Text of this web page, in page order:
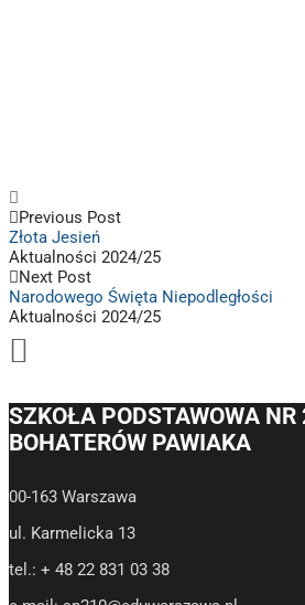
Previous Post
Złota Jesień
Aktualności 2024/25
Next Post
Narodowego Święta Niepodległości
Aktualności 2024/25
SZKOŁA PODSTAWOWA
BOHATERÓW PAWIAKA
00-163 Warszawa
ul. Karmelicka 13
tel.: + 48 22 831 03 38